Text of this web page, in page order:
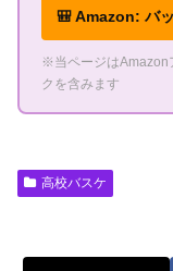
🎒 Amazon: バ
※当ページはAmazon
クを含みます
高校バスケ